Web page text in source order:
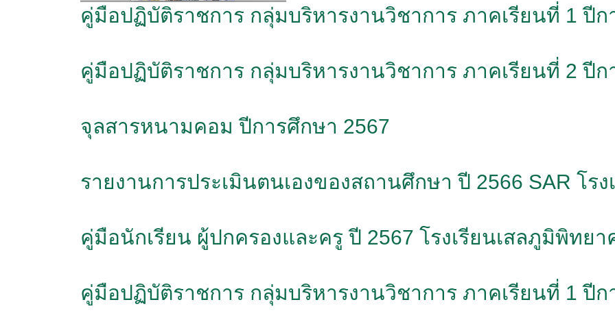
คู่มือปฏิบัติราชการ กลุ่มบริหารงานวิชาการ ภาคเรียนที่ 1 ปีก
คู่มือปฏิบัติราชการ กลุ่มบริหารงานวิชาการ ภาคเรียนที่ 2 ปีก
จุลสารหนามคอม ปีการศึกษา 2567
รายงานการประเมินตนเองของสถานศึกษา ปี 2566 SAR โร
คู่มือนักเรียน ผู้ปกครองและครู ปี 2567 โรงเรียนเสลภูมิพิทยา
คู่มือปฏิบัติราชการ กลุ่มบริหารงานวิชาการ ภาคเรียนที่ 1 ปีก